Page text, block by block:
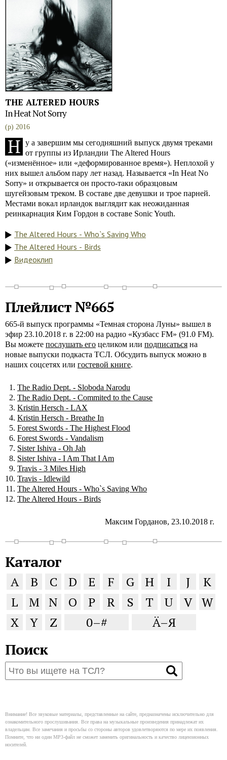
THE ALTERED HOURS
In Heat Not Sorry
(p) 2016
Н у а завершим мы сегодняшний выпуск двумя треками
от группы из Ирландии The Altered Hours
(«изменённое» или «деформированное время»). Неплохой у
них вышел альбом пару лет назад. Называется «In Heat No
Sorry» и открывается он просто-таки образцовым
шугейзовым треком. В составе две девушки и трое парней.
Местами вокал ирландок выглядит как неожиданная
реинкарнация Ким Гордон в составе Sonic Youth.
The Altered Hours - Who`s Saving Who
The Altered Hours - Birds
Видеоклип
Плейлист №665
665-й выпуск программы «Темная сторона Луны» вышел в
эфир 23.10.2018 г. в 22:00 на радио «Кузбасс FM» (91.0 FM).
Вы можете послушать его целиком или подписаться на
новые выпуски подкаста ТСЛ. Обсудить выпуск можно в
наших соцсетях или гостевой книге.
The Radio Dept. - Sloboda Narodu
The Radio Dept. - Commited to the Cause
Kristin Hersch - LAX
Kristin Hersch - Breathe In
Forest Swords - The Highest Flood
Forest Swords - Vandalism
Sister Ishiva - Oh Jah
Sister Ishiva - I Am That I Am
Travis - 3 Miles High
Travis - Idlewild
The Altered Hours - Who`s Saving Who
The Altered Hours - Birds
Максим Горданов, 23.10.2018 г.
Каталог
A B C D E F G H I J
K
L
M N O P R S T U V W
X
Y Z 0–# Ä–Я
Поиск
Внимание! Все звуковые материалы, представленные на сайте, предназначены исключительно для
ознакомительного прослушивания. Все права на музыкальные произведения принадлежат их
владельцам. Все замечания и просьбы со стороны авторов удовлетворяются по мере их появления.
Помните, что ни один MP3-файл не сможет заменить оригинальность и качество лицензионных
носителей.